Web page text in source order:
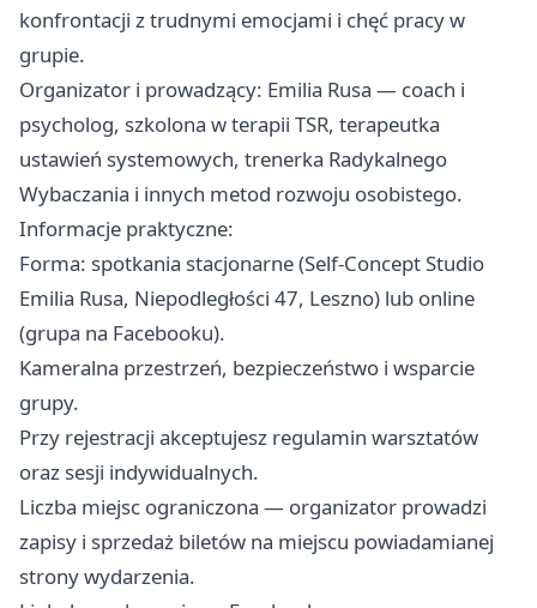
konfrontacji z trudnymi emocjami i chęć pracy w
grupie.
Organizator i prowadzący: Emilia Rusa — coach i
psycholog, szkolona w terapii TSR, terapeutka
ustawień systemowych, trenerka Radykalnego
Wybaczania i innych metod rozwoju osobistego.
Informacje praktyczne:
Forma: spotkania stacjonarne (Self-Concept Studio
Emilia Rusa, Niepodległości 47, Leszno) lub online
(grupa na Facebooku).
Kameralna przestrzeń, bezpieczeństwo i wsparcie
grupy.
Przy rejestracji akceptujesz regulamin warsztatów
oraz sesji indywidualnych.
Liczba miejsc ograniczona — organizator prowadzi
zapisy i sprzedaż biletów na miejscu powiadamianej
strony wydarzenia.